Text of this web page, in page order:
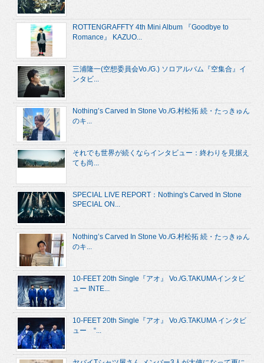
ROTTENGRAFFTY 4th Mini Album 『Goodbye to
Romance』 KAZUO...
三浦隆一(空想委員会Vo./G.) ソロアルバム『空集合』イ
ンタビ...
Nothing’s Carved In Stone Vo./G.村松拓 続・たっきゅん
のキ...
それでも世界が続くならインタビュー：終わりを見据え
ても尚...
SPECIAL LIVE REPORT：Nothing's Carved In Stone
SPECIAL ON...
Nothing’s Carved In Stone Vo./G.村松拓 続・たっきゅん
のキ...
10-FEET 20th Single『アオ』 Vo./G.TAKUMAインタビ
ュー INTE...
10-FEET 20th Single『アオ』 Vo./G.TAKUMA インタビ
ュー “...